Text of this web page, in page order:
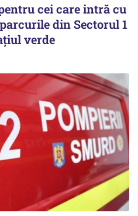
cei care intră cu
din Sectorul 1
verde